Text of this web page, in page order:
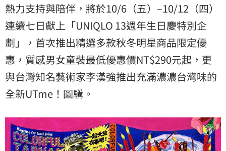
熱力支持與陪伴，將於10/6（五）–10/12（四）
連續七日獻上「UNIQLO 13週年生日慶特別企
劃」，首次推出精選多款秋冬明星商品限定優
惠，質感男女童裝最低優惠價NT$290元起，更
與台灣知名藝術家李漢強推出充滿濃濃台灣味的
全新UTme！圖驣。